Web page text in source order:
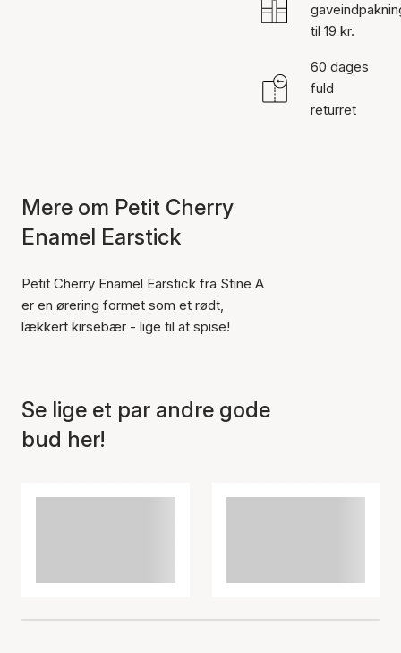
til 19 kr.
60 dages
fuld
returret
Mere om Petit Cherry
Enamel Earstick
Petit Cherry Enamel Earstick fra Stine A
er en ørering formet som et rødt,
lækkert kirsebær - lige til at spise!
Se lige et par andre gode
bud her!